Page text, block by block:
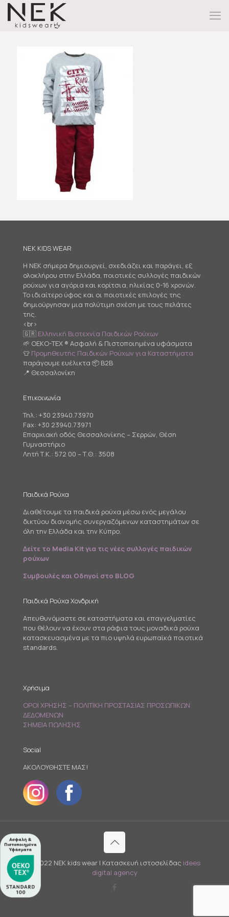
NEK KIDS WEAR
Η NEK σήμερα δημιουργεί, σχεδιάζει και παράγει, εξ
ολοκλήρου στην Ελλάδα, ποιοτικές συλλογές παιδικών
ρούχων για αγόρια και κορίτσια, ηλικίας 0-16 χρονών.
Το ιδιαίτερο ύφος και οι ποιοτικές επιλογές της
δημιούργησαν μια πολύτιμη σχέση με τους πελάτες
της.
<br>
🇬🇷 Ελληνική Βιοτεχνία Παιδικών Ρούχων
🌱 OEKO-TEX ® Ασφαλή & Πιστοποιημένα υφάσματα
👕 Προμηθευτής Παιδικών Ρούχων για Καταστήματα
παράγουμε ευέλικτα 📦 B2B
📍 Θεσσαλονίκη
Επικοινωνία
Τηλ.: +30 23940.73970
Fax: +30 23940.73971
Επαρχιακή οδός Θεσσαλονίκης – Σερρών, Θέση
Γυμναστήριο
Λητή Τ.Κ.: 572 00 – Τ.Θ.: 3508
Παιδικά Ρούχα
Διαθέτουμε τα παιδικά ρούχα μέσω ενός μεγάλου
δικτύου διανομής συνεργαζόμενων καταστημάτων σε
όλη την Ελλάδα και την Κύπρο.
Δείτε το Media Kit για τις νέες συλλογές παιδικών
ρούχων
Συμβουλές και Οδηγοί στο BLOG
Παιδικά Ρούχα Χονδρική
Απευθυνόμαστε σε καταστήματα και επαγγελματίες
που θέλουν να έχουν στα ράφια τους μοναδικά ρούχα
κατασκευασμένα με τα πιο υψηλά ευρωπαϊκά ποιοτικά
standards.
Χρήσιμα
ΟΡΟΙ ΧΡΗΣΗΣ – ΠΟΛΙΤΙΚΗ ΠΡΟΣΤΑΣΙΑΣ ΠΡΟΣΩΠΙΚΩΝ
ΔΕΔΟΜΕΝΩΝ
ΣΗΜΕΙΑ ΠΩΛΗΣΗΣ
Social
ΑΚΟΛΟΥΘΗΣΤΕ ΜΑΣ!
© 2022 NEK kids wear | Κατασκευή ιστοσελίδας idees
digital agency